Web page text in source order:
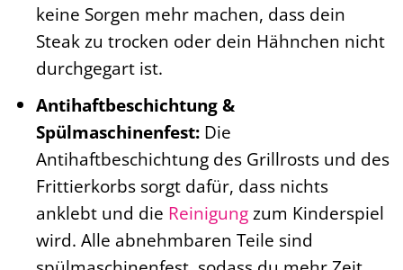
keine Sorgen mehr machen, dass dein
Steak zu trocken oder dein Hähnchen nicht
durchgegart ist.
Antihaftbeschichtung &
Spülmaschinenfest:Die
Antihaftbeschichtung des Grillrosts und des
Frittierkorbs sorgt dafür, dass nichts
anklebt und die Reinigungzum Kinderspiel
wird. Alle abnehmbaren Teile sind